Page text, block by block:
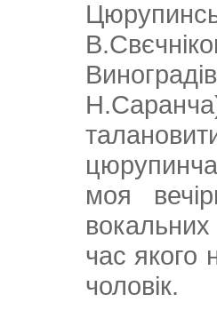
моя
час якого
чоловік.